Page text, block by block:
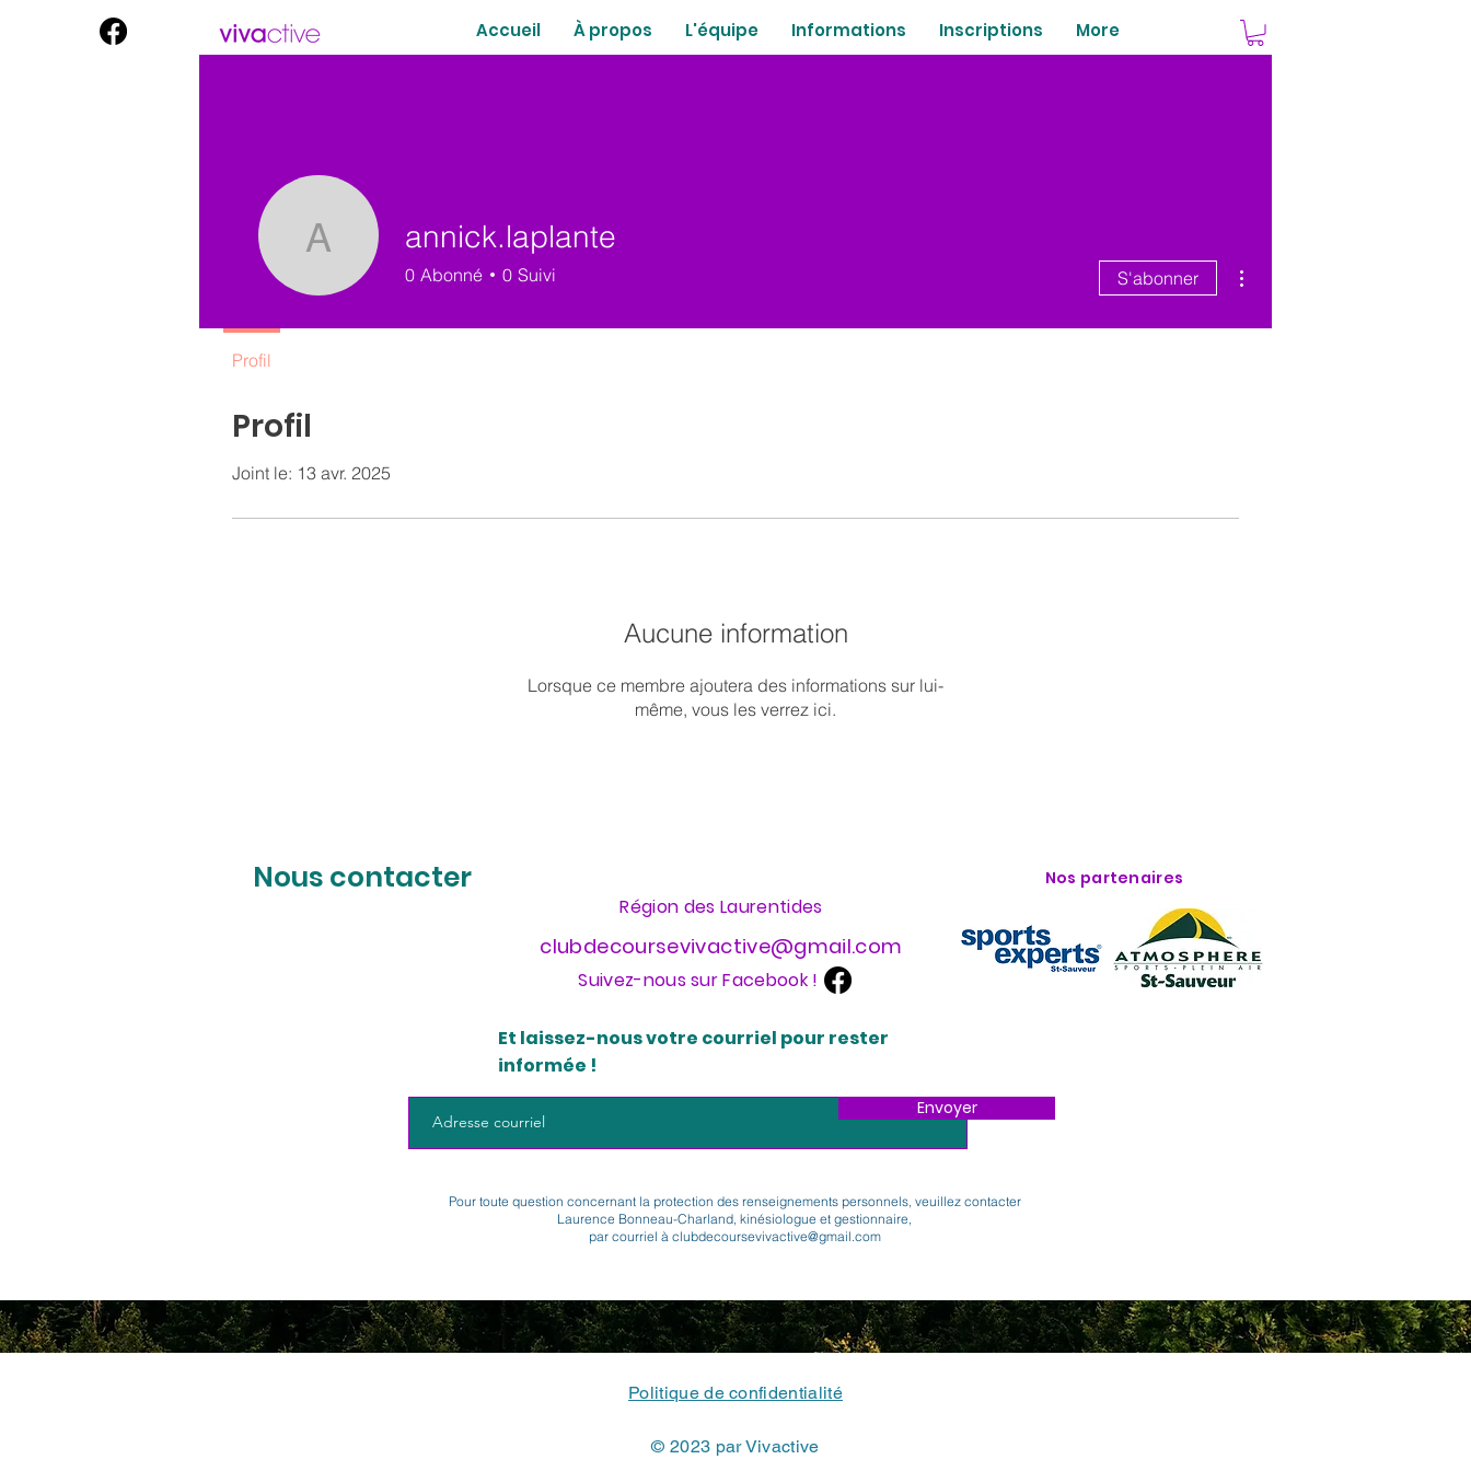
Accueil À propos L'équipe Informations Inscriptions More
Profil
Joint le: 13 avr. 2025
Aucune information
Lorsque ce membre ajoutera des informations sur lui-
même, vous les verrez ici.
annick.laplante
annick.laplante
0 Abonné 0 Suivi S'abonner
Profil
Nous contacter
Région des Laurentides
clubdecoursevivactive@gmail.com
Suivez-nous sur Facebook !
Nos partenaires
Et laissez-nous votre courriel pour rester
informée !
Envoyer
Pour toute question concernant la protection des renseignements personnels, veuillez contacter
Laurence Bonneau-Charland, kinésiologue et gestionnaire,
par courriel à clubdecoursevivactive@gmail.com
Politique de confidentialité
© 2023 par Vivactive